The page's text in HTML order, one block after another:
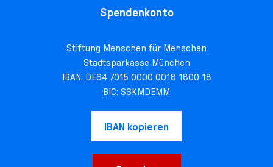
Spendenkonto
Stiftung Menschen für Menschen
Stadtsparkasse München
IBAN: DE64 7015 0000 0018 1800 18
BIC: SSKMDEMM
IBAN kopieren